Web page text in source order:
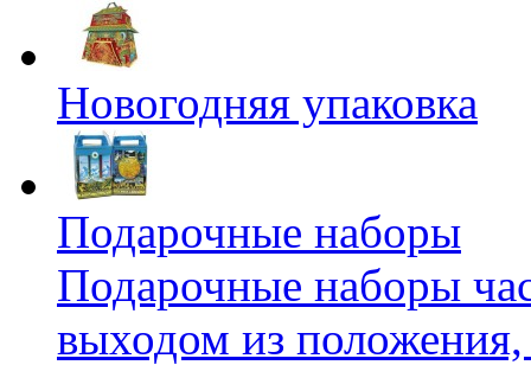
Новогодняя упаковка
Подарочные наборы
Подарочные наборы
выходом из положения,